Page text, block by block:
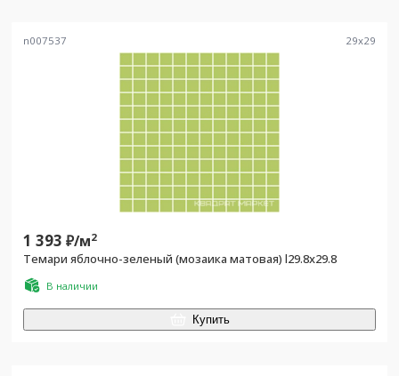
n007537 29x29
1 393 ₽/м2
Темари яблочно-зеленый (мозаика матовая) l29.8х29.8
В наличии
Купить